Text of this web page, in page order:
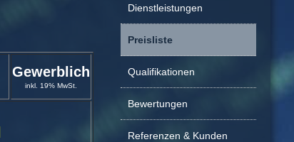
Dienstleistungen
Preisliste
Qualifikationen
Bewertungen
Referenzen & Kunden
Gewerblich
inkl. 19% MwSt.